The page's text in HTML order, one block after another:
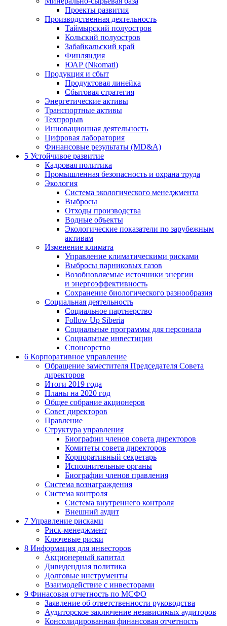
Проекты развития
Производственная деятельность
Таймырский полуостров
Кольский полуостров
Забайкальский край
Финляндия
ЮАР (Nkomati)
Продукция и сбыт
Продуктовая линейка
Сбытовая стратегия
Энергетические активы
Транспортные активы
Техпрорыв
Инновационная деятельность
Цифровая лаборатория
Финансовые результаты (MD&A)
5 Устойчивое развитие
Кадровая политика
Промышленная безопасность и охрана труда
Экология
Система экологического менеджмента
Выбросы
Отходы производства
Водные объекты
Экологические показатели по зарубежным
активам
Изменение климата
Управление климатическими рисками
Выбросы парниковых газов
Возобновляемые источники энергии
и энергоэффективность
Сохранение биологического разнообразия
Социальная деятельность
Социальное партнерство
Follow Up Siberia
Социальные программы для персонала
Социальные инвестиции
Спонсорство
6 Корпоративное управление
Обращение заместителя Председателя Совета
директоров
Итоги 2019 года
Планы на 2020 год
Общее собрание акционеров
Совет директоров
Правление
Структура управления
Биографии членов совета директоров
Комитеты совета директоров
Корпоративный секретарь
Исполнительные органы
Биографии членов правления
Система вознаграждения
Система контроля
Система внутреннего контроля
Внешний аудит
7 Управление рисками
Риск-менеджмент
Ключевые риски
8 Информация для инвесторов
Акционерный капитал
Дивидендная политика
Долговые инструменты
Взаимодействие с инвеcторами
9 Финасовая отчетность по МСФО
Заявление об ответственности руководства
Аудиторское заключение независимых аудиторов
Консолидированная финансовая отчетность